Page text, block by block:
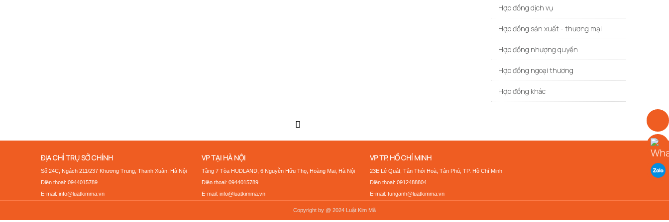
Hợp đồng dịch vụ
Hợp đồng sản xuất - thương mại
Hợp đồng nhượng quyền
Hợp đồng ngoại thương
Hợp đồng khác
ĐỊA CHỈ TRỤ SỞ CHÍNH
Số 24C, Ngách 211/237 Khương Trung, Thanh Xuân, Hà Nội
Điện thoại: 0944015789
E-mail: info@luatkimma.vn
VP TẠI HÀ NỘI
Tầng 7 Tòa HUDLAND, 6 Nguyễn Hữu Thọ, Hoàng Mai, Hà Nội
Điện thoại: 0944015789
E-mail: info@luatkimma.vn
VP TP. HỒ CHÍ MINH
23E Lê Quát, Tân Thới Hoà, Tân Phú, TP. Hồ Chí Minh
Điện thoại: 0912488804
E-mail: tunganh@luatkimma.vn
Copyright by @ 2024 Luật Kim Mã